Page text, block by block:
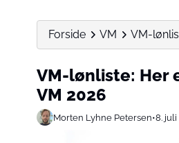
Forside VM VM-
VM-lønliste: Her
VM 2026
Morten Lyhne Petersen•8. juli